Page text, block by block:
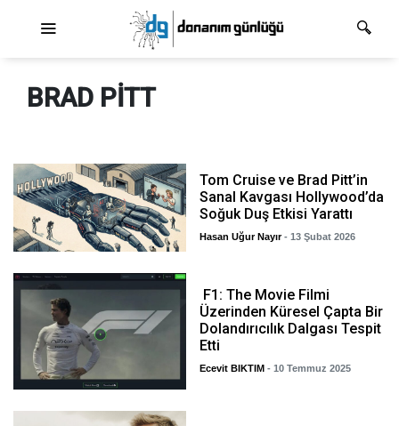
BRAD PITT
Tom Cruise ve Brad Pitt’in
Sanal Kavgası Hollywood’da
Soğuk Duş Etkisi Yarattı
Hasan Uğur Nayır - 13 Şubat 2026
F1: The Movie Filmi
Üzerinden Küresel Çapta Bir
Dolandırıcılık Dalgası Tespit
Etti
Ecevit BIKTIM - 10 Temmuz 2025